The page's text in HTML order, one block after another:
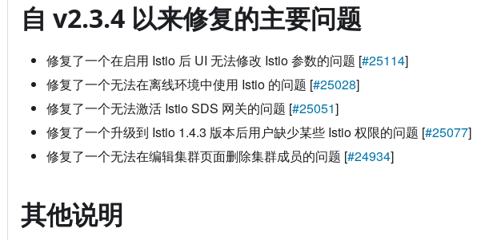
自 v2.3.4 以来修复的主要问题
修复了一个在启用 Istio 后 UI 无法修改 Istio 参数的问题 [#25114]
修复了一个无法在离线环境中使用 Istio 的问题 [#25028]
修复了一个无法激活 Istio SDS 网关的问题 [#25051]
修复了一个升级到 Istio 1.4.3 版本后用户缺少某些 Istio 权限的问题 [#25077]
修复了一个无法在编辑集群页面删除集群成员的问题 [#24934]
其他说明